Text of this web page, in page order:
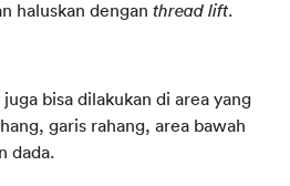
haluskan dengan thread lift.
juga bisa dilakukan di area yang
garis rahang, area bawah
dada.